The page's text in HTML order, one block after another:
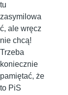
tu
zasymilowa
ć, ale wręcz
nie chcą!
Trzeba
koniecznie
pamiętać, że
to PiS